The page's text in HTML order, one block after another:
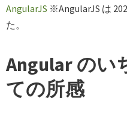
AngularJS ※AngularJS は
た。
Angular のい
ての所感